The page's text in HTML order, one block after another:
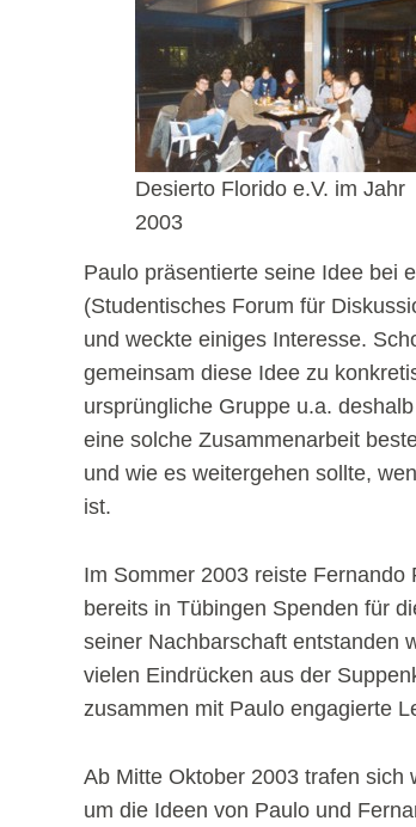
Desierto Florido e.V. im Jahr
2003
Paulo präsentierte seine Idee bei
(Studentisches Forum für
und weckte einiges Interesse.
gemeinsam diese Idee zu
ursprüngliche Gruppe u.a.
eine solche Zusammenarbeit
und wie es weitergehen sollte,
ist.
Im Sommer 2003 reiste
bereits in Tübingen Spenden für
seiner Nachbarschaft entstanden
vielen Eindrücken aus der
zusammen mit Paulo engagierte
Ab Mitte Oktober 2003 trafen sich
um die Ideen von Paulo und